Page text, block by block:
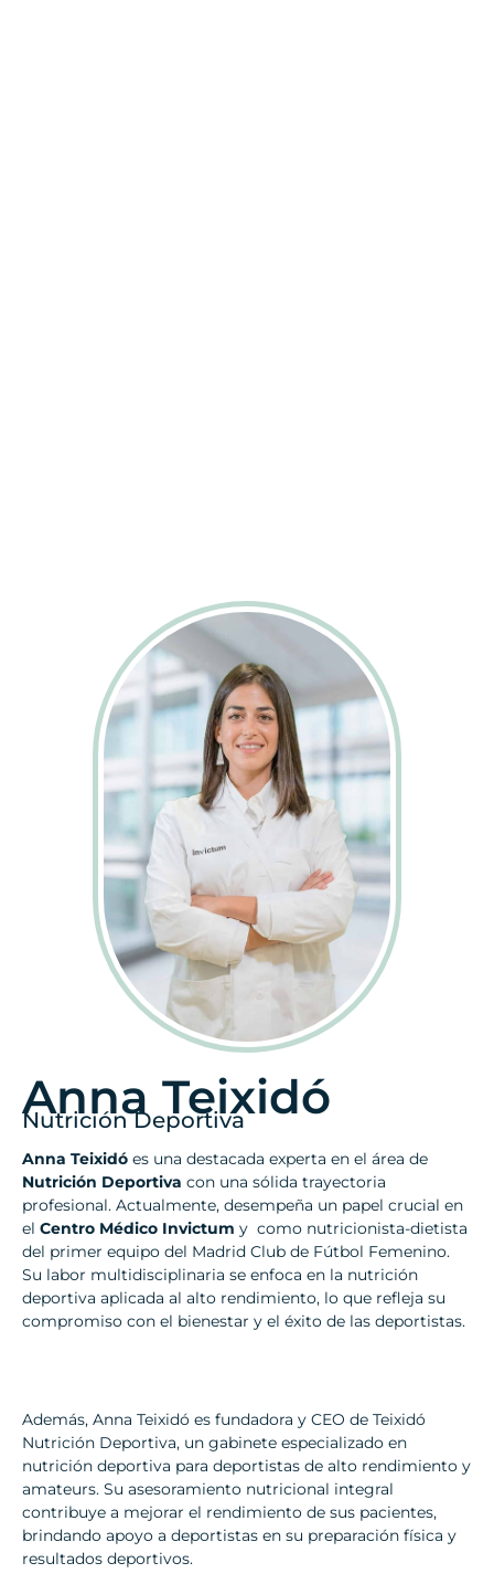
Anna Teixidó
Nutrición Deportiva
Anna Teixidó es una destacada experta en el área de
Nutrición Deportiva con una sólida trayectoria
profesional. Actualmente, desempeña un papel crucial en
el Centro Médico Invictum y como nutricionista-dietista
del primer equipo del Madrid Club de Fútbol Femenino.
Su labor multidisciplinaria se enfoca en la nutrición
deportiva aplicada al alto rendimiento, lo que refleja su
compromiso con el bienestar y el éxito de las deportistas.
Además, Anna Teixidó es fundadora y CEO de Teixidó
Nutrición Deportiva, un gabinete especializado en
nutrición deportiva para deportistas de alto rendimiento y
amateurs. Su asesoramiento nutricional integral
contribuye a mejorar el rendimiento de sus pacientes,
brindando apoyo a deportistas en su preparación física y
resultados deportivos.